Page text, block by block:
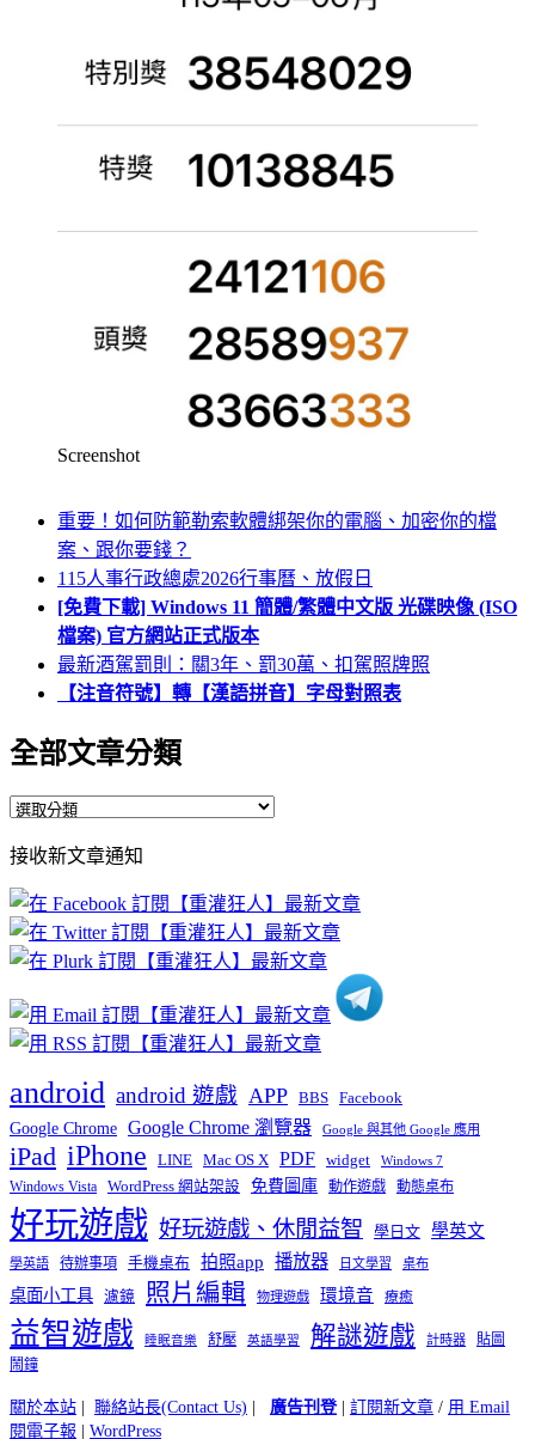
Screenshot
重要！如何防範勒索軟體綁架你的電腦、加密你的檔
案、跟你要錢？
115人事行政總處2026行事曆、放假日
[免費下載] Windows 11 簡體/繁體中文版 光碟映像 (ISO
檔案) 官方網站正式版本
最新酒駕罰則：關3年、罰30萬、扣駕照牌照
【注音符號】轉【漢語拼音】字母對照表
全部文章分類
全
文
章
分
類
接收新文章通知
android android 遊戲 APP BBS Facebook
Google Chrome Google Chrome 瀏覽器 Google 與其他 Google 應用
iPad iPhone LINE Mac OS X PDF widget Windows 7
Windows Vista WordPress 網站架設 免費圖庫 動作遊戲 動態桌布
好玩遊戲 好玩遊戲、休閒益智 學日文 學英文
學英語 待辦事項 手機桌布 拍照app 播放器 日文學習 桌布
桌面小工具 濾鏡 照片編輯 物理遊戲 環境音 療癒
益智遊戲 睡眠音樂 舒壓 英語學習 解謎遊戲 計時器
貼圖
鬧鐘
關於本站 聯絡站長(Contact Us) 廣告刊登| 訂閱新文章 / 用 Email
閱電子報
WordPress